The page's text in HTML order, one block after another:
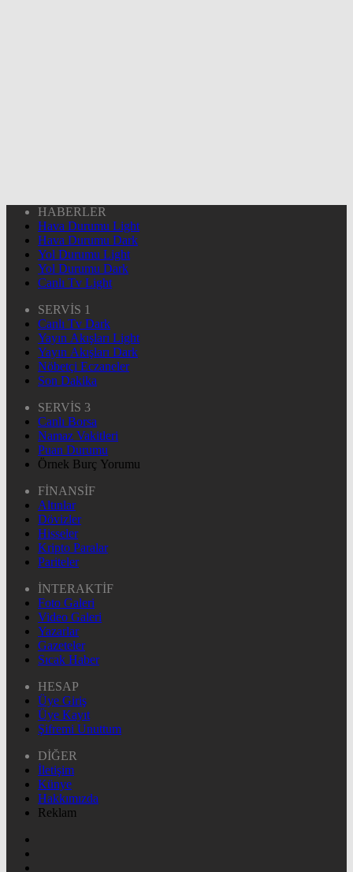
HABERLER
Hava Durumu Light
Hava Durumu Dark
Yol Durumu Light
Yol Durumu Dark
Canlı Tv Light
SERVİS 1
Canlı Tv Dark
Yayın Akışları Light
Yayın Akışları Dark
Nöbetçi Eczaneler
Son Dakika
SERVİS 3
Canlı Borsa
Namaz Vakitleri
Puan Durumu
Örnek Burç Yorumu
FİNANSİF
Altınlar
Dövizler
Hisseler
Kripto Paralar
Pariteler
İNTERAKTİF
Foto Galeri
Video Galeri
Yazarlar
Gazeteler
Sıcak Haber
HESAP
Üye Giriş
Üye Kayıt
Şifremi Unuttum
DİĞER
İletişim
Künye
Hakkımızda
Reklam